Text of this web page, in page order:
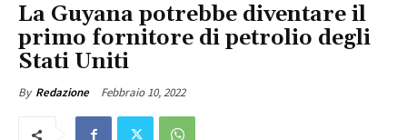
La Guyana potrebbe diventare il
primo fornitore di petrolio degli
Stati Uniti
By Redazione Febbraio 10, 2022